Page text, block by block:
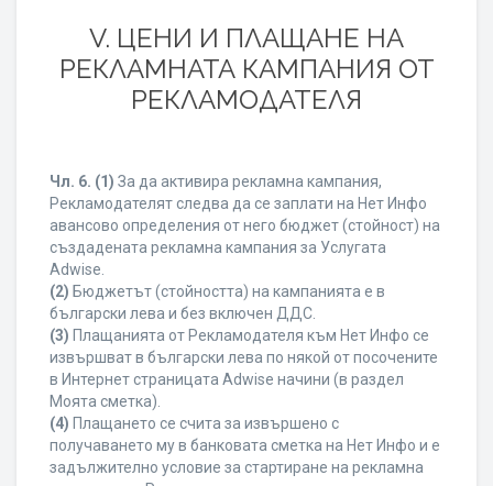
V. ЦЕНИ И ПЛАЩАНЕ НА
РЕКЛАМНАТА КАМПАНИЯ ОТ
РЕКЛАМОДАТЕЛЯ
Чл. 6. (1) За да активира рекламна кампания,
Рекламодателят следва да се заплати на Нет Инфо
авансово определения от него бюджет (стойност) на
създадената рекламна кампания за Услугата
Adwise.
(2) Бюджетът (стойността) на кампанията е в
български лева и без включен ДДС.
(3) Плащанията от Рекламодателя към Нет Инфо се
извършват в български лева по някой от посочените
в Интернет страницата Adwise начини (в раздел
Моята сметка).
(4) Плащането се счита за извършено с
получаването му в банковата сметка на Нет Инфо и е
задължително условие за стартиране на рекламна